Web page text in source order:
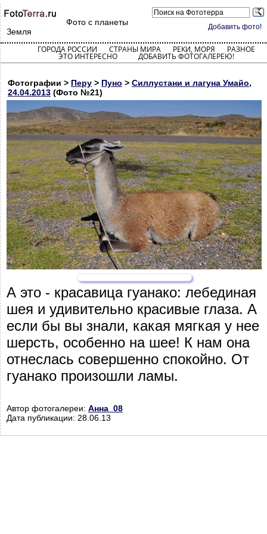
Добавить фото!
Фото с планеты
Земля
ГОРОДА РОССИИ СТРАНЫ МИРА РЕКИ, МОРЯ РАЗНОЕ
ЭТО ИНТЕРЕСНО ДОБАВИТЬ ФОТОГАЛЕРЕЮ!
Фотографии > Перу > Пуно > Силлустани и лагуна Умайо,
24.04.2013 (Фото №21)
А это - красавица гуанако: лебединая
шея и удивительно красивые глаза. А
если бы вы знали, какая мягкая у нее
шерсть, особенно на шее! К нам она
отнеслась совершенно спокойно. От
гуанако произошли ламы.
Автор фотогалереи: Анна_08
Дата публикации: 28.06.13